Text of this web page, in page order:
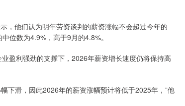
他们认为明年劳资谈判的薪资涨幅不会超过今年的
位数为4.9%，高于9月的4.8%。
利强劲的支撑下，2026年薪资增长速度仍将保持高
滑，因此2026年的薪资涨幅预计将低于2025年，”他